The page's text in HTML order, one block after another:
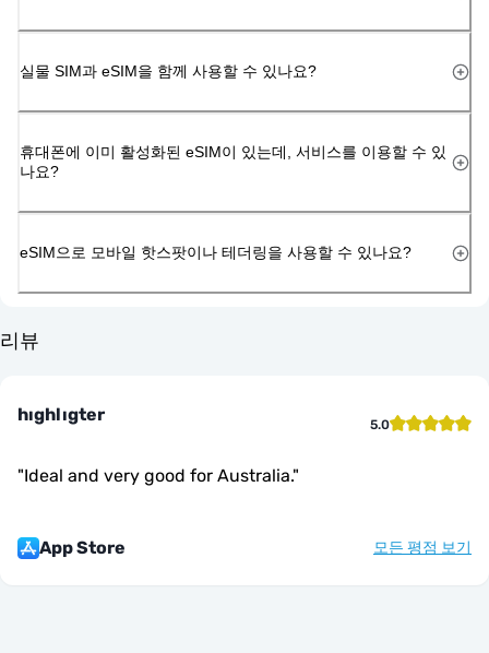
실물 SIM과 eSIM을 함께 사용할 수 있나요?
휴대폰에 이미 활성화된 eSIM이 있는데, 서비스를 이용할 수 있
나요?
eSIM으로 모바일 핫스팟이나 테더링을 사용할 수 있나요?
리뷰
hıghlıgter 5.0
"Ideal and very good for Australia."
App Store 모든 평점 보기